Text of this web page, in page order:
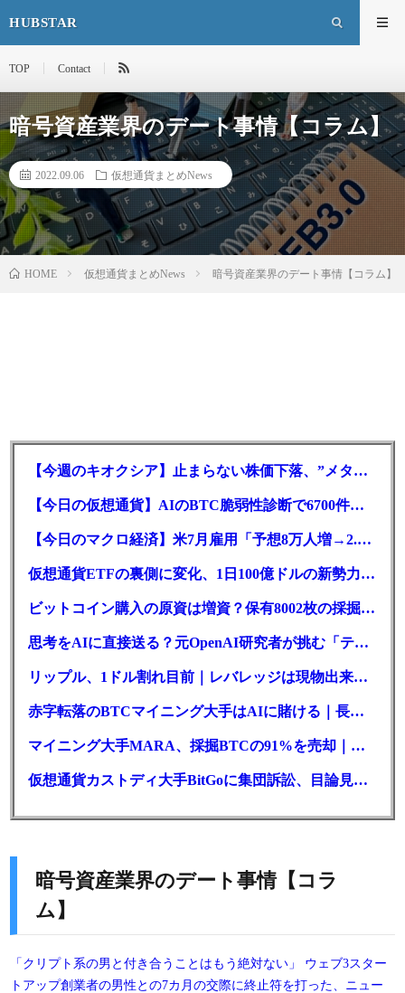
HUBSTAR
TOP Contact
暗号資産業界のデート事情【コラム】
2022.09.06 仮想通貨まとめNews
HOME 仮想通貨まとめNews 暗号資産業界のデート事情【コラム】
【今週のキオクシア】止まらない株価下落、”メタプラネット化”の指摘は本当？
【今日の仮想通貨】AIのBTC脆弱性診断で6700件の指摘。赤字マイニング企業はAIに賭ける
【今日のマクロ経済】米7月雇用「予想8万人増→2.3万人減」で利上げ観測後退
仮想通貨ETFの裏側に変化、1日100億ドルの新勢力がSEC登録
ビットコイン購入の原資は増資？保有8002枚の採掘企業の実態とは
思考をAIに直接送る？元OpenAI研究者が挑む「テレパシー」開発とは
リップル、1ドル割れ目前｜レバレッジは現物出来高の6倍超
赤字転落のBTCマイニング大手はAIに賭ける｜長期負債17.8億ドル
マイニング大手MARA、採掘BTCの91%を売却｜純損失6億ドル
仮想通貨カストディ大手BitGoに集団訴訟、目論見書が争点に
暗号資産業界のデート事情【コラ
ム】
「クリプト系の男と付き合うことはもう絶対ない」 ウェブ3スター
トアップ創業者の男性との7カ月の交際に終止符を打った、ニュー